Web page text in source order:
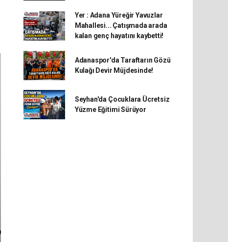
Yer : Adana Yüreğir Yavuzlar
Mahallesi... Çatışmada arada
kalan genç hayatını kaybetti!
Adanaspor'da Taraftarın Gözü
Kulağı Devir Müjdesinde!
Seyhan'da Çocuklara Ücretsiz
Yüzme Eğitimi Sürüyor